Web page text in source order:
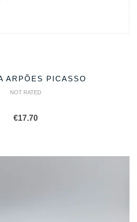
ARPÕES PICASSO
NOT RATED
€17.70